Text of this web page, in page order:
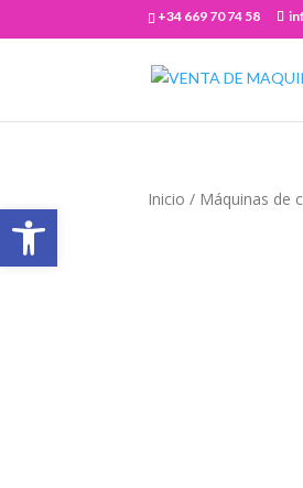
+34 669 70 74 58
Inicio / Máquinas de
Abrir barra de herramientas